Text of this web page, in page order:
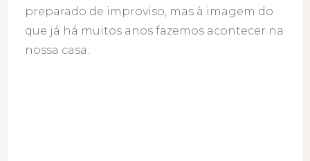
preparado de improviso, mas à imagem do
que já há muitos anos fazemos acontecer na
nossa casa.